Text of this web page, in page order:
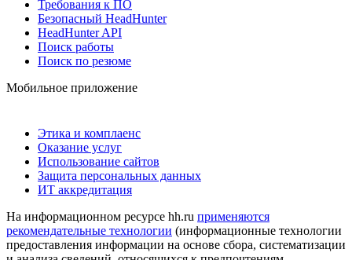
Требования к ПО
Безопасный HeadHunter
HeadHunter API
Поиск работы
Поиск по резюме
Мобильное приложение
Этика и комплаенс
Оказание услуг
Использование сайтов
Защита персональных данных
ИТ аккредитация
На информационном ресурсе hh.ru применяются
рекомендательные технологии (информационные технологии
предоставления информации на основе сбора, систематизации